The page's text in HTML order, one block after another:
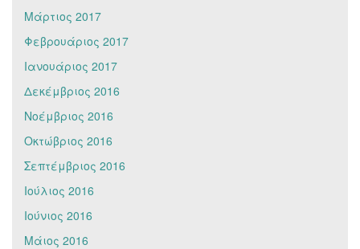
Μάρτιος 2017
Φεβρουάριος 2017
Ιανουάριος 2017
Δεκέμβριος 2016
Νοέμβριος 2016
Οκτώβριος 2016
Σεπτέμβριος 2016
Ιούλιος 2016
Ιούνιος 2016
Μάιος 2016